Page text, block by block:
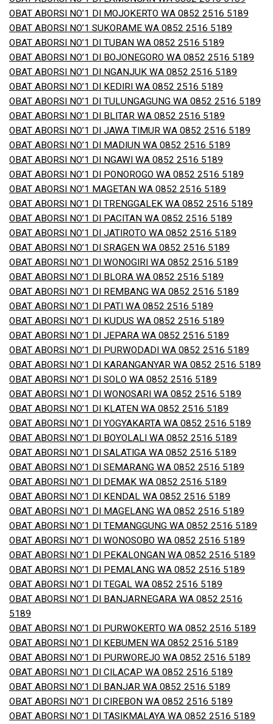
OBAT ABORSI NO’1 DI MOJOKERTO WA 0852 2516 5189
OBAT ABORSI NO’1 SUKORAME WA 0852 2516 5189
OBAT ABORSI NO’1 DI TUBAN WA 0852 2516 5189
OBAT ABORSI NO’1 DI BOJONEGORO WA 0852 2516 5189
OBAT ABORSI NO’1 DI NGANJUK WA 0852 2516 5189
OBAT ABORSI NO’1 DI KEDIRI WA 0852 2516 5189
OBAT ABORSI NO’1 DI TULUNGAGUNG WA 0852 2516 5189
OBAT ABORSI NO’1 DI BLITAR WA 0852 2516 5189
OBAT ABORSI NO’1 DI JAWA TIMUR WA 0852 2516 5189
OBAT ABORSI NO’1 DI MADIUN WA 0852 2516 5189
OBAT ABORSI NO’1 DI NGAWI WA 0852 2516 5189
OBAT ABORSI NO’1 DI PONOROGO WA 0852 2516 5189
OBAT ABORSI NO’1 MAGETAN WA 0852 2516 5189
OBAT ABORSI NO’1 DI TRENGGALEK WA 0852 2516 5189
OBAT ABORSI NO’1 DI PACITAN WA 0852 2516 5189
OBAT ABORSI NO’1 DI JATIROTO WA 0852 2516 5189
OBAT ABORSI NO’1 DI SRAGEN WA 0852 2516 5189
OBAT ABORSI NO’1 DI WONOGIRI WA 0852 2516 5189
OBAT ABORSI NO’1 DI BLORA WA 0852 2516 5189
OBAT ABORSI NO’1 DI REMBANG WA 0852 2516 5189
OBAT ABORSI NO’1 DI PATI WA 0852 2516 5189
OBAT ABORSI NO’1 DI KUDUS WA 0852 2516 5189
OBAT ABORSI NO’1 DI JEPARA WA 0852 2516 5189
OBAT ABORSI NO’1 DI PURWODADI WA 0852 2516 5189
OBAT ABORSI NO’1 DI KARANGANYAR WA 0852 2516 5189
OBAT ABORSI NO’1 DI SOLO WA 0852 2516 5189
OBAT ABORSI NO’1 DI WONOSARI WA 0852 2516 5189
OBAT ABORSI NO’1 DI KLATEN WA 0852 2516 5189
OBAT ABORSI NO’1 DI YOGYAKARTA WA 0852 2516 5189
OBAT ABORSI NO’1 DI BOYOLALI WA 0852 2516 5189
OBAT ABORSI NO’1 DI SALATIGA WA 0852 2516 5189
OBAT ABORSI NO’1 DI SEMARANG WA 0852 2516 5189
OBAT ABORSI NO’1 DI DEMAK WA 0852 2516 5189
OBAT ABORSI NO’1 DI KENDAL WA 0852 2516 5189
OBAT ABORSI NO’1 DI MAGELANG WA 0852 2516 5189
OBAT ABORSI NO’1 DI TEMANGGUNG WA 0852 2516 5189
OBAT ABORSI NO’1 DI WONOSOBO WA 0852 2516 5189
OBAT ABORSI NO’1 DI PEKALONGAN WA 0852 2516 5189
OBAT ABORSI NO’1 DI PEMALANG WA 0852 2516 5189
OBAT ABORSI NO’1 DI TEGAL WA 0852 2516 5189
OBAT ABORSI NO’1 DI BANJARNEGARA WA 0852 2516
5189
OBAT ABORSI NO’1 DI PURWOKERTO WA 0852 2516 5189
OBAT ABORSI NO’1 DI KEBUMEN WA 0852 2516 5189
OBAT ABORSI NO’1 DI PURWOREJO WA 0852 2516 5189
OBAT ABORSI NO’1 DI CILACAP WA 0852 2516 5189
OBAT ABORSI NO’1 DI BANJAR WA 0852 2516 5189
OBAT ABORSI NO’1 DI CIREBON WA 0852 2516 5189
OBAT ABORSI NO’1 DI TASIKMALAYA WA 0852 2516 5189